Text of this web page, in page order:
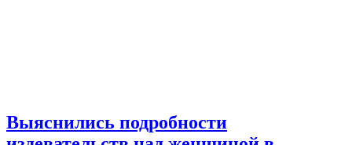
Выяснились подробности